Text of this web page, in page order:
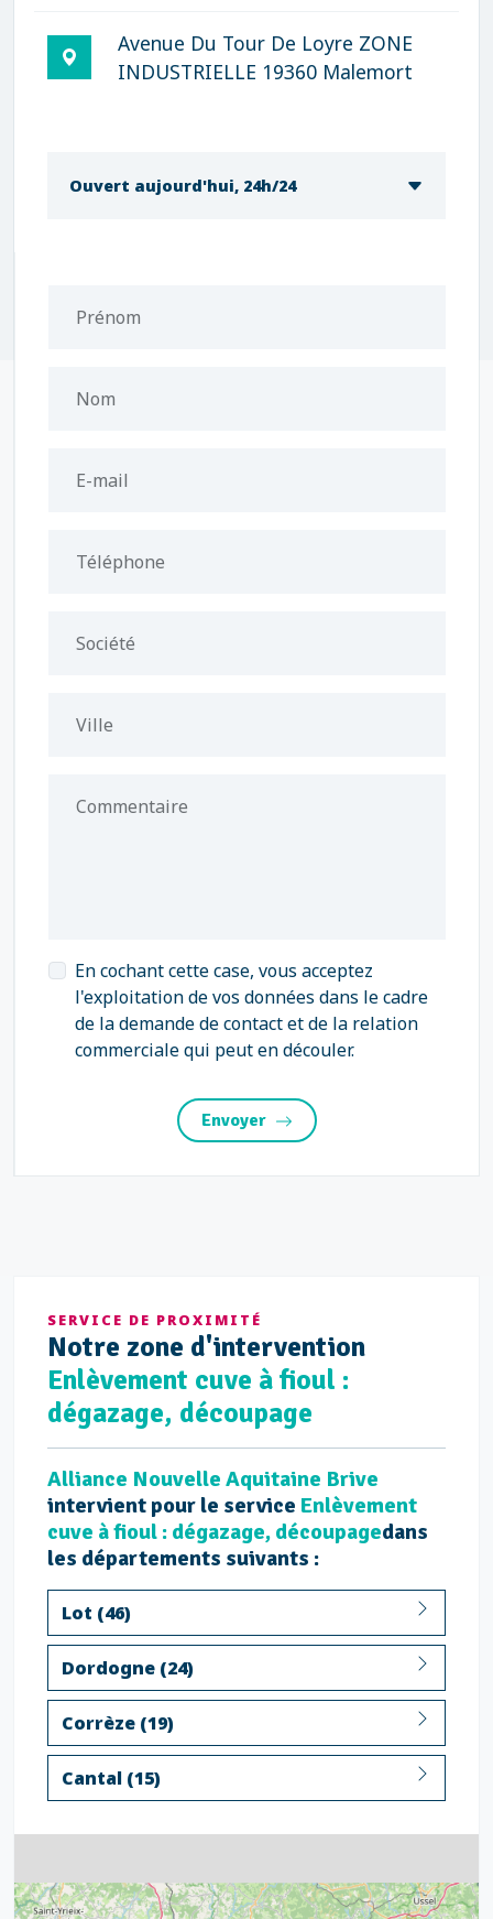
Avenue Du Tour De Loyre ZONE
INDUSTRIELLE 19360 Malemort
Ouvert aujourd'hui, 24h/24
Prénom
Nom
E-mail
Téléphone
Société
Ville
Commentaire
En cochant cette case, vous acceptez
l'exploitation de vos données dans le cadre
de la demande de contact et de la relation
commerciale qui peut en découler.
Envoyer
SERVICE DE PROXIMITÉ
Notre zone d'intervention
Enlèvement cuve à fioul :
dégazage, découpage
Alliance Nouvelle Aquitaine Brive
intervient pour le service Enlèvement
cuve à fioul : dégazage, découpagedans
les départements suivants :
Lot (46)
Dordogne (24)
Corrèze (19)
Cantal (15)